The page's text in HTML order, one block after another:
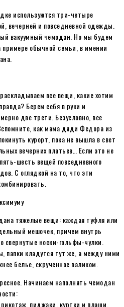
используются три-четыре
вечерней и повседневной одежды.
вакуумный чемодан. Но мы будем
обычной семьи, в имении
все вещи, какие хотим
Берем себя в руки и
две трети. Безусловно, все
как мама дяди Федора из
курорт, пока не вышла в свет
вечерних платьев… Если это не
шесть вещей повседневного
С оглядкой на то, что эти
тяжелые вещи: каждая туфля или
мешочек, причем внутрь
свернутые носки-гольфы-чулки.
папки кладутся тут же, а между ними
белье, скрученное валиком.
Начинаем наполнять чемодан
пиджаки, куртки и плащи.